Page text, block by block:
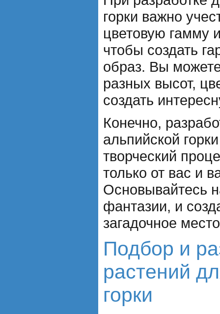
горки важно
цветовую гамму
чтобы создать
образ. Вы
разных высот,
создать
Конечно,
альпийской
творческий
только от вас и
Основывайтесь
фантазии, и
загадочное
Подбор и
растений
горки